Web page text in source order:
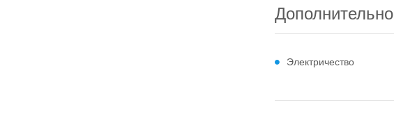
Дополнительно
Электричество